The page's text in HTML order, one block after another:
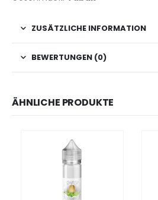
ZUSÄTZLICHE INFORMATION
BEWERTUNGEN (0)
ÄHNLICHE PRODUKTE